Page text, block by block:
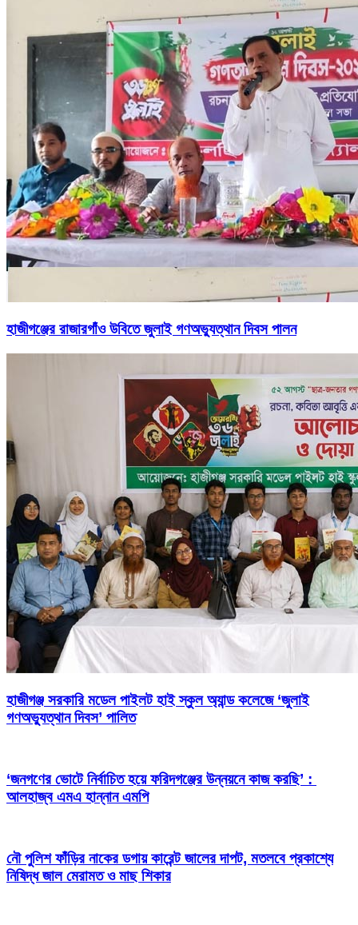
হাজীগঞ্জের রাজারগাঁও উবিতে জুলাই গণঅভ্যুত্থান দিবস পালন
হাজীগঞ্জ সরকারি মডেল পাইলট হাই স্কুল অ্যান্ড কলেজে ‘জুলাই
গণঅভ্যুত্থান দিবস’ পালিত
‘জনগণের ভোটে নির্বাচিত হয়ে ফরিদগঞ্জের উন্নয়নে কাজ করছি’ :
আলহাজ্ব এমএ হান্নান এমপি
নৌ পুলিশ ফাঁড়ির নাকের ডগায় কারেন্ট জালের দাপট, মতলবে প্রকাশ্যে
নিষিদ্ধ জাল মেরামত ও মাছ শিকার